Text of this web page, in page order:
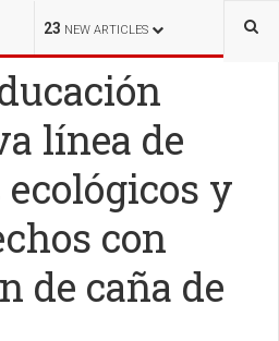
23 NEW ARTICLES
línea de
y
con
de caña de